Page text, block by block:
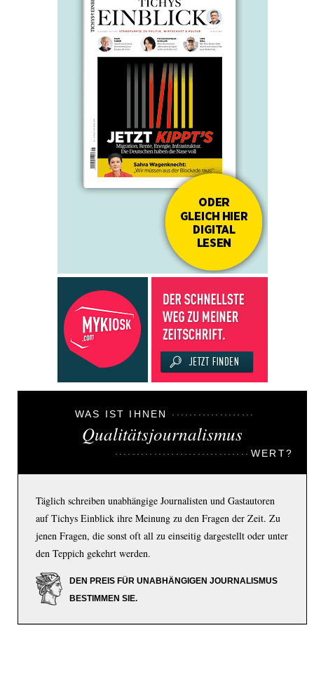
WAS IST IHNEN
Qualitätsjournalismus
WERT?
Täglich schreiben unabhängige Journalisten und Gastautoren
auf Tichys Einblick ihre Meinung zu den Fragen der Zeit. Zu
jenen Fragen, die sonst oft all zu einseitig dargestellt oder unter
den Teppich gekehrt werden.
DEN PREIS FÜR UNABHÄNGIGEN JOURNALISMUS
BESTIMMEN SIE.